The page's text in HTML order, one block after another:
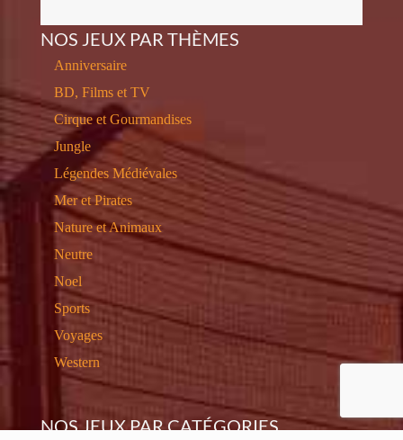
NOS JEUX PAR THÈMES
Anniversaire
BD, Films et TV
Cirque et Gourmandises
Jungle
Légendes Médiévales
Mer et Pirates
Nature et Animaux
Neutre
Noel
Sports
Voyages
Western
NOS JEUX PAR CATÉGORIES